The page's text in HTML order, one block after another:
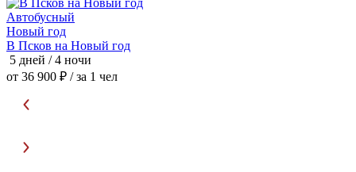
Автобусный
Новый год
В Псков на Новый год
5 дней / 4 ночи
от 36 900 ₽ / за 1 чел